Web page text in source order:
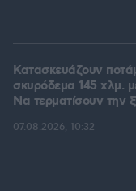
Κατασκευάζουν
σκυρόδεμα 145 χλμ.
Να τερματίσουν την
07.08.2026, 10:32